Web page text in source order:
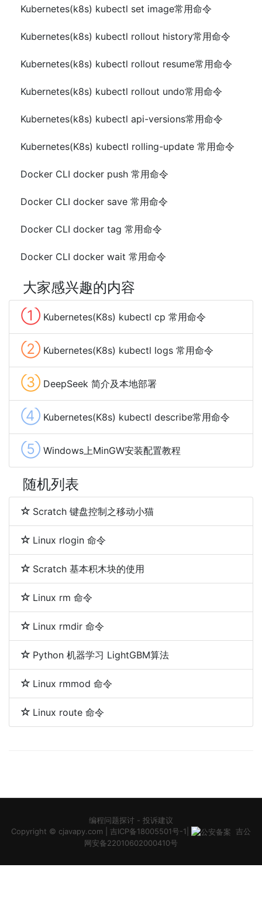
Kubernetes(k8s) kubectl set image常用命令
Kubernetes(k8s) kubectl rollout history常用命令
Kubernetes(k8s) kubectl rollout resume常用命令
Kubernetes(k8s) kubectl rollout undo常用命令
Kubernetes(k8s) kubectl api-versions常用命令
Kubernetes(K8s) kubectl rolling-update 常用命令
Docker CLI docker push 常用命令
Docker CLI docker save 常用命令
Docker CLI docker tag 常用命令
Docker CLI docker wait 常用命令
大家感兴趣的内容
① Kubernetes(K8s) kubectl cp 常用命令
② Kubernetes(K8s) kubectl logs 常用命令
③ DeepSeek 简介及本地部署
④ Kubernetes(K8s) kubectl describe常用命令
⑤ Windows上MinGW安装配置教程
随机列表
Scratch 键盘控制之移动小猫
Linux rlogin 命令
Scratch 基本积木块的使用
Linux rm 命令
Linux rmdir 命令
Python 机器学习 LightGBM算法
Linux rmmod 命令
Linux route 命令
编程问题探讨 - 投诉建议
Copyright © cjavapy.com 吉ICP备18005501号-1
吉公
网安备22010602000410号